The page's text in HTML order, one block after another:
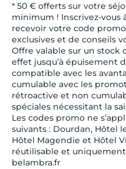
* 50 € offerts sur votre
minimum ! Inscrivez-
recevoir votre code
exclusives et de conseils
Offre valable sur un stock
effet jusqu’à épuisement
compatible avec les
cumulable avec les
rétroactive et non
spéciales nécessitant la
Les codes promo ne
suivants : Dourdan, Hôtel
Hôtel Magendie et Hôtel
réutilisable et
belambra.fr